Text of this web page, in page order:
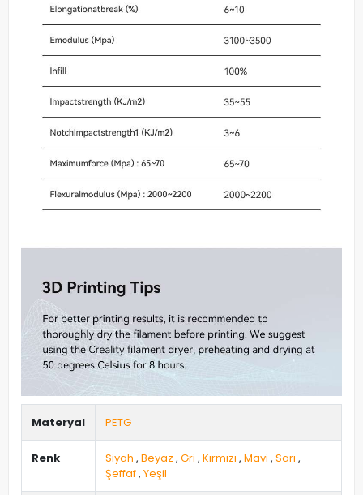
Materyal PETG
Renk Siyah , Beyaz , Gri , Kırmızı , Mavi , Sarı ,
Şeffaf, Yeşil